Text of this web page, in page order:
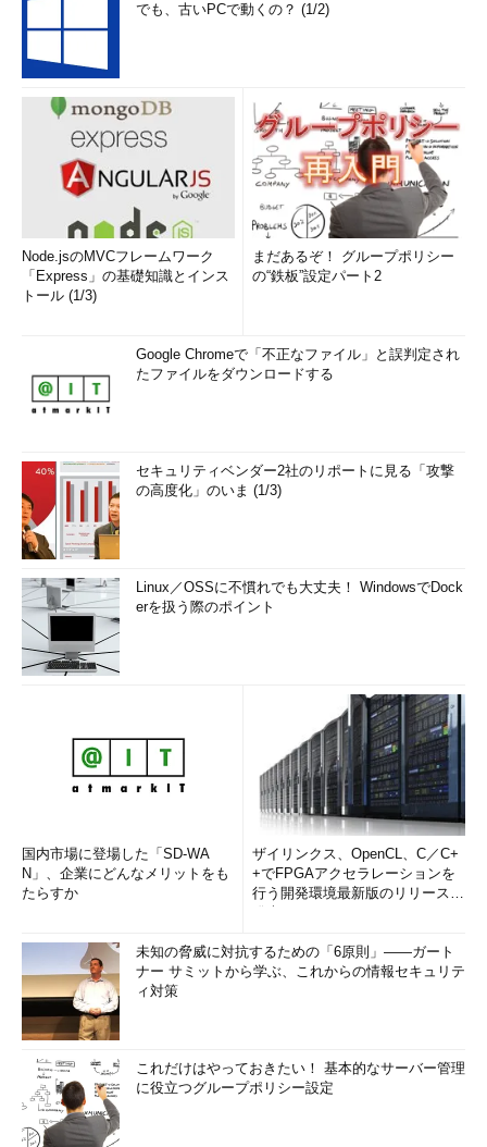
でも、古いPCで動くの？ (1/2)
Node.jsのMVCフレームワーク
「Express」の基礎知識とインス
トール (1/3)
まだあるぞ！ グループポリシー
の“鉄板”設定パート2
Google Chromeで「不正なファイル」と誤判定され
たファイルをダウンロードする
セキュリティベンダー2社のリポートに見る「攻撃
の高度化」のいま (1/3)
Linux／OSSに不慣れでも大丈夫！ WindowsでDock
erを扱う際のポイント
国内市場に登場した「SD-WA
N」、企業にどんなメリットをも
たらすか
ザイリンクス、OpenCL、C／C+
+でFPGAアクセラレーションを
行う開発環境最新版のリリースを
未知の脅威に対抗するための「6原則」――ガート
ナー サミットから学ぶ、これからの情報セキュリテ
ィ対策
これだけはやっておきたい！ 基本的なサーバー管理
に役立つグループポリシー設定